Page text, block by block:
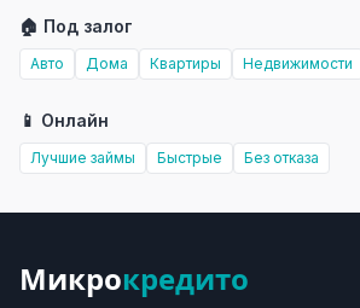
🏠 Под залог
Авто Дома Квартиры Недвижимости
📱 Онлайн
Лучшие займы Быстрые Без отказа
Микрокредито